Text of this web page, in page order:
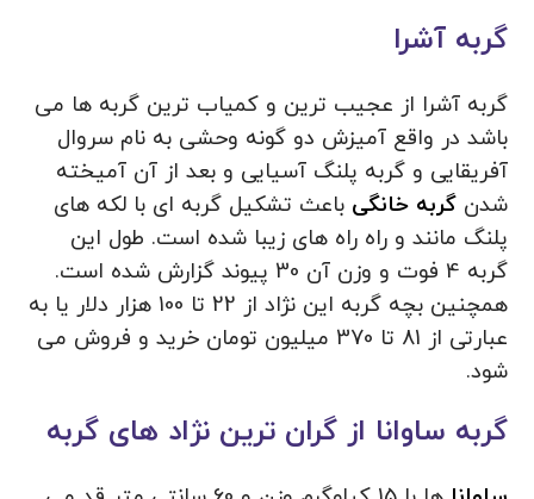
گربه آشرا
گربه آشرا از عجیب ترین و کمیاب ترین گربه ها می
باشد در واقع آمیزش دو گونه وحشی به نام سروال
آفریقایی و گربه پلنگ آسیایی و بعد از آن آمیخته
شدنگربه خانگی باعث تشکیل گربه ای با لکه های
پلنگ مانند و راه راه های زیبا شده است. طول این
گربه 4 فوت و وزن آن 30 پیوند گزارش شده است.
همچنین بچه گربه این نژاد از 22 تا 100 هزار دلار یا به
عبارتی از 81 تا 370 میلیون تومان خرید و فروش می
شود.
گربه ساوانا از گران ترین نژاد های گربه